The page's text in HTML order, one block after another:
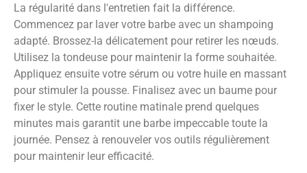
La régularité dans l'entretien fait la différence.
Commencez par laver votre barbe avec un shampoing
adapté. Brossez-la délicatement pour retirer les nœuds.
Utilisez la tondeuse pour maintenir la forme souhaitée.
Appliquez ensuite votre sérum ou votre huile en massant
pour stimuler la pousse. Finalisez avec un baume pour
fixer le style. Cette routine matinale prend quelques
minutes mais garantit une barbe impeccable toute la
journée. Pensez à renouveler vos outils régulièrement
pour maintenir leur efficacité.